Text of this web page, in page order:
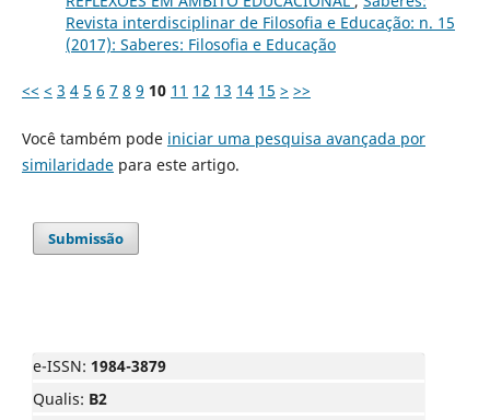
Revista interdisciplinar de Filosofia e Educação: n. 15
(2017): Saberes: Filosofia e Educação
<< < 3 4 5 6 7 8 9 10 11 12 13 14 15 > >>
Você também pode iniciar uma pesquisa avançada por
similaridadepara este artigo.
Submissão
e-ISSN: 1984-3879
Qualis: B2